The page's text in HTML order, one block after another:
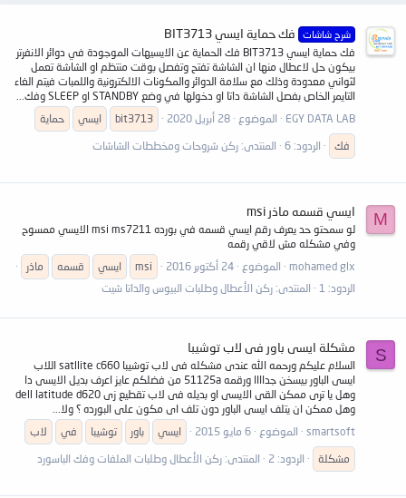
شرح شاشات فك حماية ايسي BIT3713
فك حماية ايسي BIT3713 فك الحماية عن الايسيهات الموجودة في دوائر الانفرتر
بيكون حل لاعطال منها ان الشاشة تفتح وتفصل بوقت منتظم او الشاشة تعمل
لثواني معدودة وذلك مع سلامة الدوائر والمكونات الالكترونية واللمبات فيتم الغاء
التايمر الخاص بفصل الشاشة داتا او دخولها في وضع STANDBY او SLEEP وفك...
EGY DATA LAB
الموضوع 28 أبريل 2020 bit3713 ايسي
حماية
فك
الردود: 6 المنتدى: ركن شروحات ومخططات الشاشات
M ايسي قسمه ماذر msi
لو سمحتو حد يعرف رقم ايسي قسمه في بورده msi ms7211 الايسي ممسوح
وفي مشكله مش لاقي رقمه
mohamed glx
الموضوع 24 أكتوبر 2016 msi ايسي قسمه
ماذر
الردود: 1
المنتدى: ركن الأعطال وطلبات البيوس والداتا شيت
S مشكلة ايسى باور فى لاب توشيبا
السلام عليكم ورحمه الله عندى مشكله فى لاب توشيبا satllite c660 اللاب
ايسى الباور بيسخن جداااا ورقمه 51125a من فضلكم عايز اعرف بديل الايسى دا
وهل يا ترى ممكن القى الايسى او بديله فى لاب تقطيع زى dell latitude d620
وهل ممكن ان يتلف ايسى الباور دون تلف اى مكون على البورده ؟ ولا...
smartsoft
الموضوع 6 مايو 2015 ايسي باور توشيبا في
لاب
مشكلة
الردود: 2 المنتدى: ركن الأعطال وطلبات الملفات وفك الباسورد